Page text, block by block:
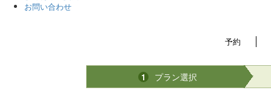
お問い合わせ
予約
1 プラン選択